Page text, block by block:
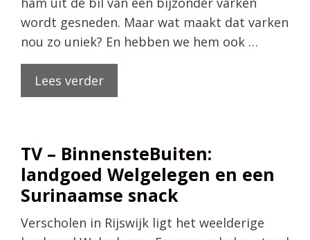
wordt gesneden. Maar wat maakt dat varken
nou zo uniek? En hebben we hem ook …
Lees verder
TV – BinnensteBuiten:
landgoed Welgelegen en een
Surinaamse snack
Verscholen in Rijswijk ligt het weelderige